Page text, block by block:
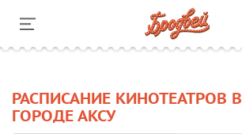
РАСПИСАНИЕ КИНОТЕАТРОВ В
ГОРОДЕ АКСУ